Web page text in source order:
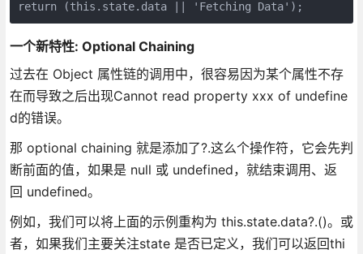
一个新特性: Optional Chaining
过去在 Object 属性链的调用中，很容易因为某个属性不存
在而导致之后出现Cannot read property xxx of undefine
d的错误。
那 optional chaining 就是添加了?.这么个操作符，它会先判
断前面的值，如果是 null 或 undefined，就结束调用、返
回 undefined。
例如，我们可以将上面的示例重构为 this.state.data?.()。或
者，如果我们主要关注state 是否已定义，我们可以返回thi